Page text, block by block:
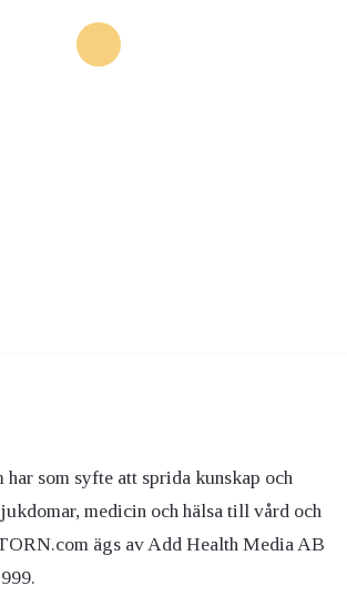
som syfte att sprida kunskap och
medicin och hälsa till vård och
ägs av Add Health Media AB